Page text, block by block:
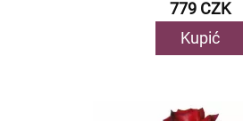
779 CZK
Kupić